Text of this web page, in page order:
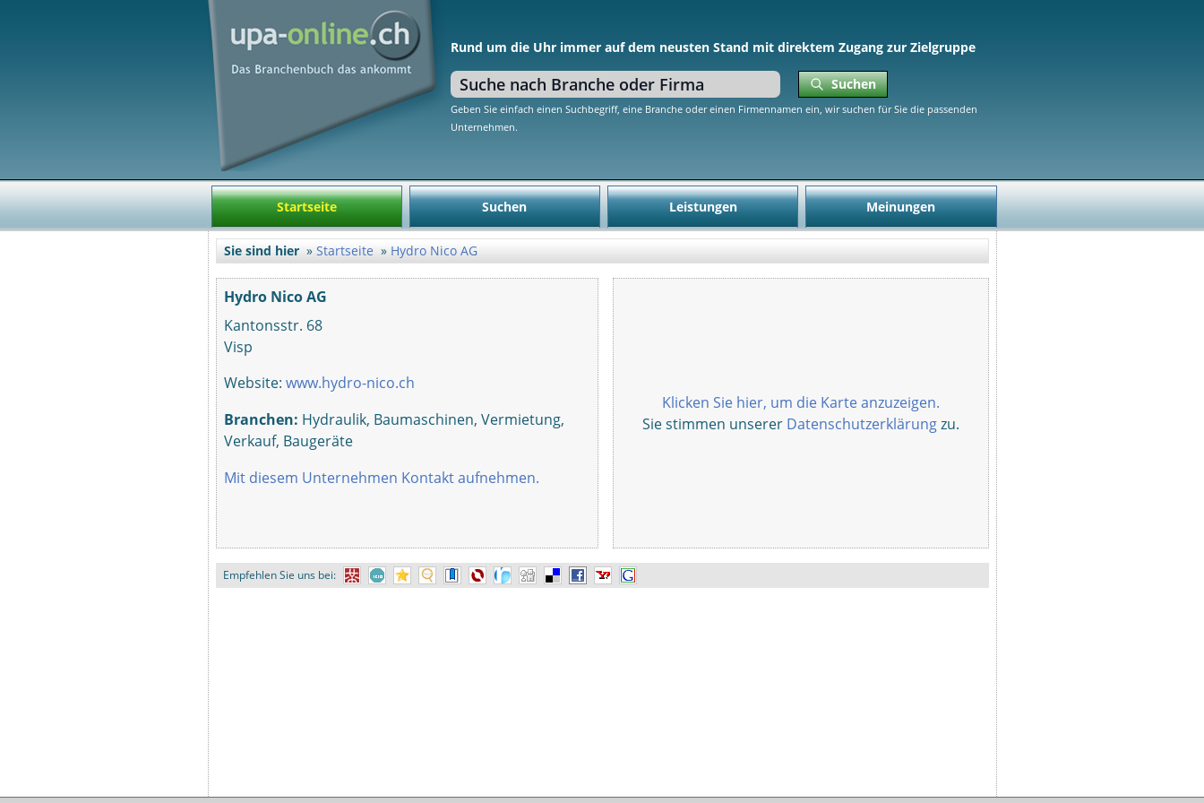
Rund um die Uhr immer auf dem neusten Stand mit direktem Zugang zur Zielgruppe
Suchen
Geben Sie einfach einen Suchbegriff, eine Branche oder einen Firmennamen ein, wir suchen für Sie die passenden
Unternehmen.
Startseite Suchen Leistungen Meinungen
Sie sind hier Startseite Hydro Nico AG
Hydro Nico AG
Kantonsstr. 68
Visp
Website: www.hydro-nico.ch
Branchen: Hydraulik, Baumaschinen, Vermietung,
Verkauf, Baugeräte
Mit diesem Unternehmen Kontakt aufnehmen.
Klicken Sie hier, um die Karte anzuzeigen.
Sie stimmen unserer Datenschutzerklärungzu.
Empfehlen Sie uns bei: